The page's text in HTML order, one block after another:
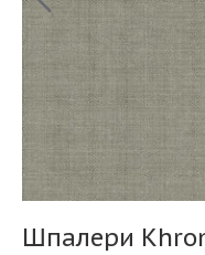
Шпалери